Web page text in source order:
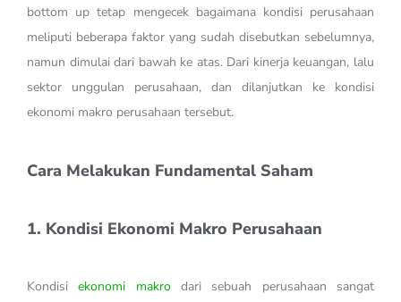
bottom up tetap mengecek bagaimana kondisi perusahaan
meliputi beberapa faktor yang sudah disebutkan sebelumnya,
namun dimulai dari bawah ke atas. Dari kinerja keuangan, lalu
sektor unggulan perusahaan, dan dilanjutkan ke kondisi
ekonomi makro perusahaan tersebut.
Cara Melakukan Fundamental Saham
1. Kondisi Ekonomi Makro Perusahaan
Kondisiekonomi makrodari sebuah perusahaan sangat